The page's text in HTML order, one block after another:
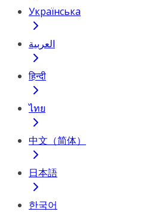
Українська
العربية
हिन्दी
ไทย
中文（简体）
日本語
한국어